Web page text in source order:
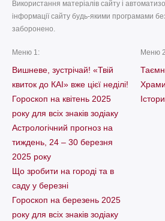
Використання матеріалів сайту і
інформації сайту будь-якими програмами
заборонено.
Меню 1:
Вишневе, зустрічай! «Твій
квиток до КАІ» вже цієї неділі!
Гороскоп на квітень 2025
року для всіх знаків зодіаку
Астрологічний прогноз на
тиждень, 24 – 30 березня
2025 року
Що зробити на городі та в
саду у березні
Гороскоп на березень 2025
року для всіх знаків зодіаку
Меню
Храми